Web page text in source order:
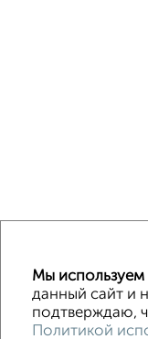
Без посредников В
Деревянный
Мы используем
данный сайт и
подтверждаю,
Политикой